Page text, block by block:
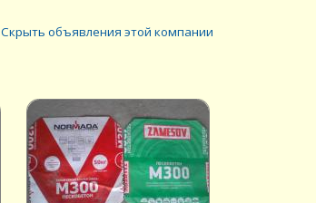
Скрыть объявления этой компании